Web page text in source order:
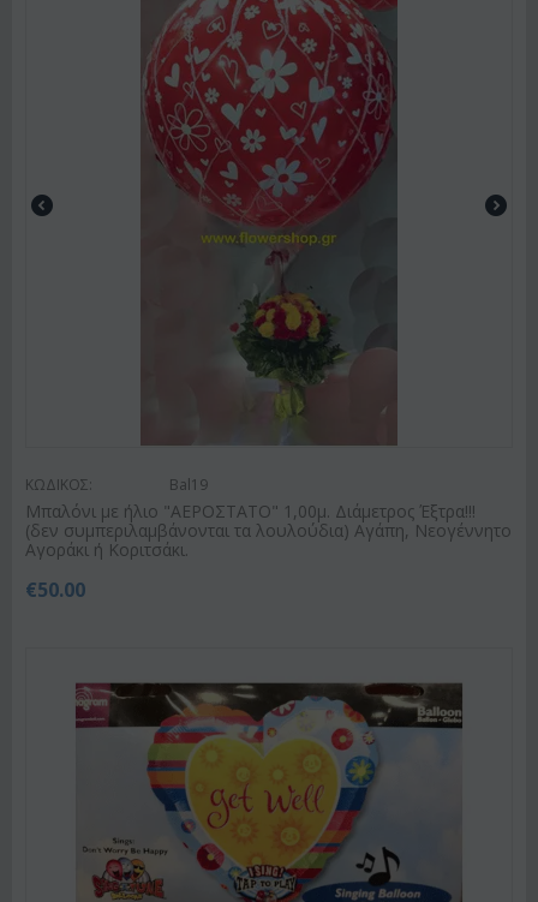
ΚΩΔΙΚΟΣ: Bal19
Μπαλόνι με ήλιο "ΑΕΡΟΣΤΑΤΟ" 1,00μ. Διάμετρος Έξτρα!!!
(δεν συμπεριλαμβάνονται τα λουλούδια) Αγάπη, Νεογέννητο
Αγοράκι ή Κοριτσάκι.
€50.00